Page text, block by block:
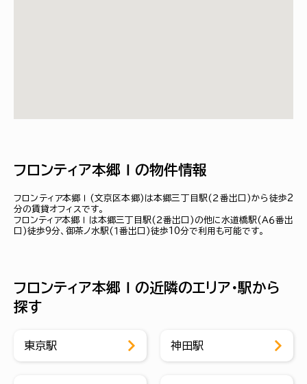
フロンティア本郷Ⅰの物件情報
フロンティア本郷Ⅰ(文京区本郷)は本郷三丁目駅(２番出口)から徒歩2
分の賃貸オフィスです。
フロンティア本郷Ⅰは本郷三丁目駅(２番出口)の他に水道橋駅(Ａ６番出
口)徒歩9分、御茶ノ水駅(１番出口)徒歩10分で利用も可能です。
フロンティア本郷Ⅰの近隣のエリア・駅から
探す
東京駅 神田駅